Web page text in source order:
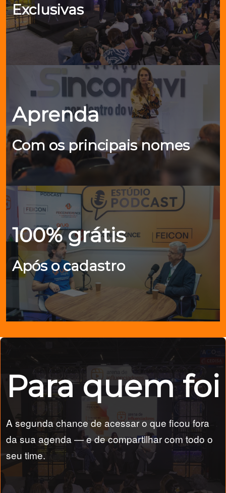
Exclusivas
Aprenda
Com os principais nomes
100% grátis
Após o cadastro
Para quem foi
A segunda chance de acessar o que ficou fora
da sua agenda — e de compartilhar com todo o
seu time.